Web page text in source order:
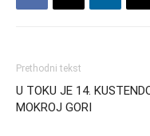
Prethodni tekst
U TOKU JE 14.
MOKROJ GORI